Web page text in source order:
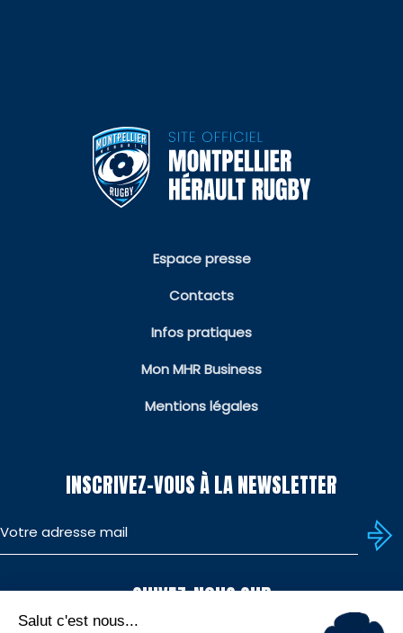
Espace presse
Contacts
Infos pratiques
Mon MHR Business
Mentions légales
INSCRIVEZ-VOUS À LA NEWSLETTER
SUIVEZ-NOUS SUR